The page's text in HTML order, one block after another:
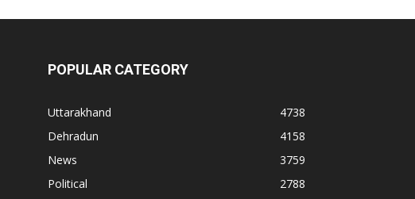
POPULAR CATEGORY
Uttarakhand
4738
Dehradun
4158
News
3759
Political
2788